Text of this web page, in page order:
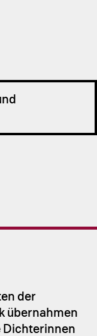
der
übernahmen
Dichterinnen